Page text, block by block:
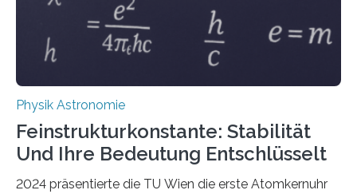
Physik Astronomie
Feinstrukturkonstante: Stabilität
Und Ihre Bedeutung Entschlüsselt
2024 präsentierte die TU Wien die erste Atomkernuhr